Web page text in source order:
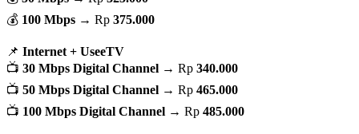
💰 100 Mbps → Rp 375.000
📌 Internet + UseeTV
📺 30 Mbps Digital Channel → Rp 340.000
📺 50 Mbps Digital Channel → Rp 465.000
📺 100 Mbps Digital Channel → Rp 485.000